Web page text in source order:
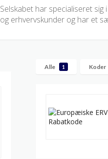
Selskabet har specialiseret
og erhvervskunder og har et
Alle 1 Koder